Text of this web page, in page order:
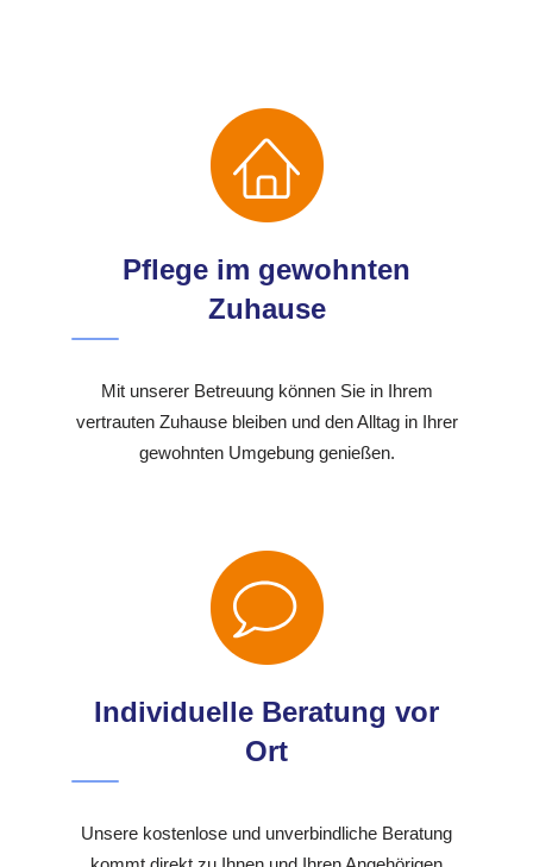
Pflege im gewohnten
Zuhause
Mit unserer Betreuung können Sie in Ihrem
vertrauten Zuhause bleiben und den Alltag in Ihrer
gewohnten Umgebung genießen.
Individuelle Beratung vor
Ort
Unsere kostenlose und unverbindliche Beratung